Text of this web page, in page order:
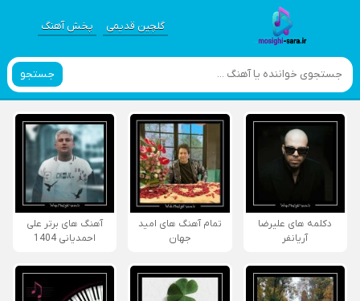
گلچین قدیمی پخش آهنگ
جستجو
دکلمه های علیرضا
آریانفر
تمام آهنگ های امید
جهان
آهنگ های برتر علی
احمدیانی 1404